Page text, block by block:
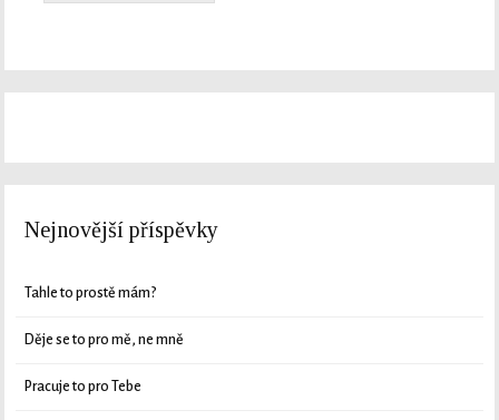
Nejnovější příspěvky
Tahle to prostě mám?
Děje se to pro mě, ne mně
Pracuje to pro Tebe